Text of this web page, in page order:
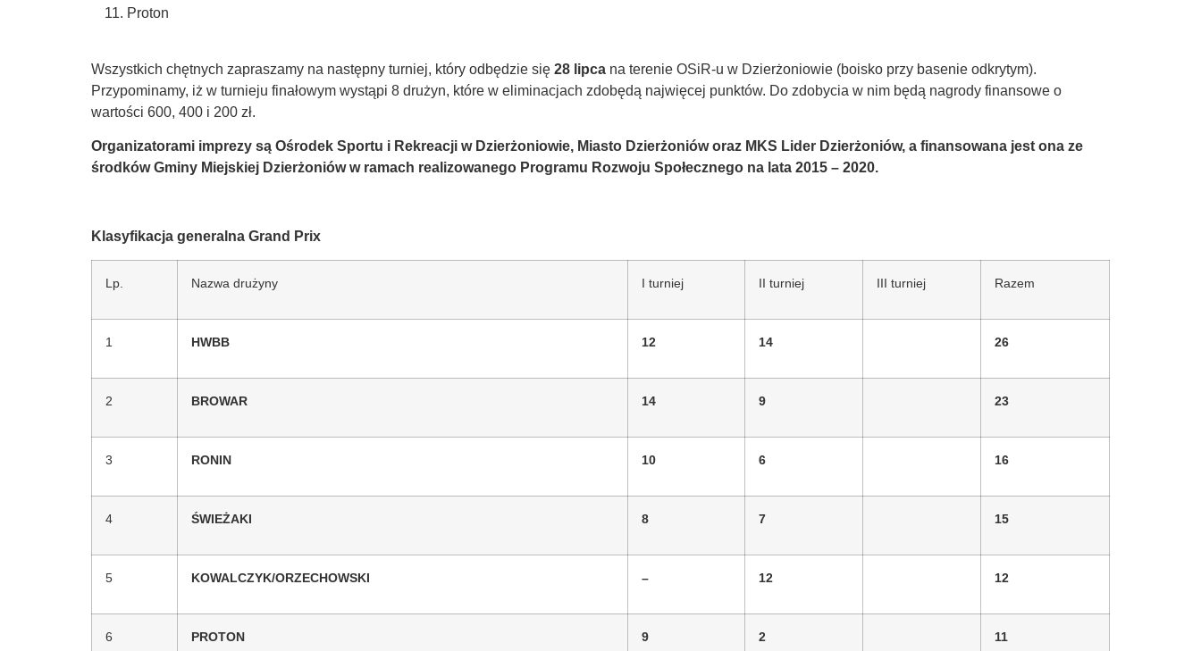
Proton
Wszystkich chętnych zapraszamy na następny turniej, który odbędzie się 28 lipca na terenie OSiR-u w Dzierżoniowie (boisko przy basenie odkrytym).
Przypominamy, iż w turnieju finałowym wystąpi 8 drużyn, które w eliminacjach zdobędą najwięcej punktów. Do zdobycia w nim będą nagrody finansowe o
wartości 600, 400 i 200 zł.
Organizatorami imprezy są Ośrodek Sportu i Rekreacji w Dzierżoniowie, Miasto Dzierżoniów oraz MKS Lider Dzierżoniów, a finansowana jest ona ze
środków Gminy Miejskiej Dzierżoniów w ramach realizowanego Programu Rozwoju Społecznego na lata 2015 – 2020.
Klasyfikacja generalna Grand Prix
Lp. Nazwa drużyny I turniej II turniej III turniej Razem
1 HWBB 12 14 26
2 BROWAR 14 9 23
3 RONIN 10 6 16
4 ŚWIEŻAKI 8 7 15
5 KOWALCZYK/ORZECHOWSKI – 12 12
6 PROTON 9 2 11